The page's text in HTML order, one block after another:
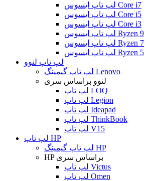
لپ تاپ ایسوس Core i7
لپ تاپ ایسوس Core i5
لپ تاپ ایسوس Core i3
لپ تاپ ایسوس Ryzen 9
لپ تاپ ایسوس Ryzen 7
لپ تاپ ایسوس Ryzen 5
لپ تاپ لنوو
لپ تاپ گیمینگ Lenovo
لنوو براساس سری
لپ تاپ LOQ
لپ تاپ Legion
لپ تاپ Ideapad
لپ تاپ ThinkBook
لپ تاپ V15
لپ تاپ HP
لپ تاپ گیمینگ HP
HP براساس سری
لپ تاپ Victus
لپ تاپ Omen